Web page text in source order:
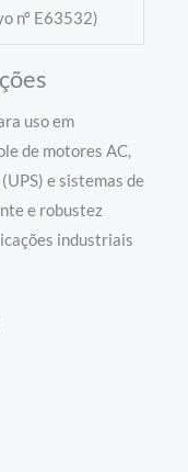
nº E63532)
uso em
de motores AC,
e sistemas de
e robustez
industriais